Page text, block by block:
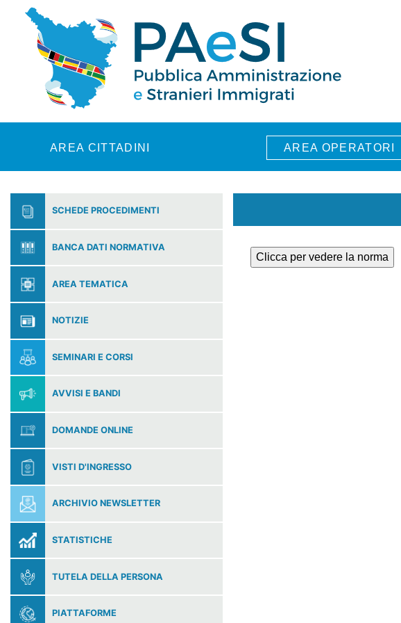
Skip to main content
AREA CITTADINI AREA OPERATORI
SCHEDE PROCEDIMENTI
BANCA DATI NORMATIVA
AREA TEMATICA
NOTIZIE
SEMINARI E CORSI
AVVISI E BANDI
DOMANDE ONLINE
VISTI D'INGRESSO
ARCHIVIO NEWSLETTER
STATISTICHE
TUTELA DELLA PERSONA
PIATTAFORME
Clicca per vedere la norma